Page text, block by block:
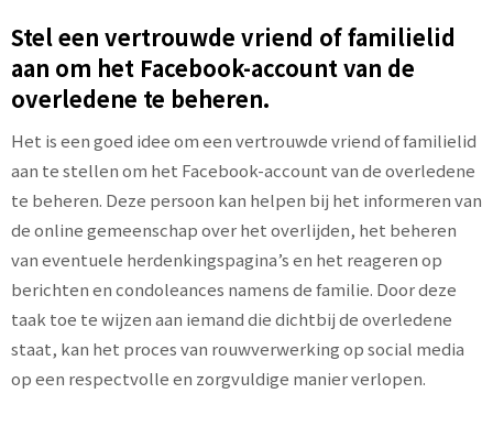
Stel een vertrouwde vriend of familielid
aan om het Facebook-account van de
overledene te beheren.
Het is een goed idee om een vertrouwde vriend of familielid
aan te stellen om het Facebook-account van de overledene
te beheren. Deze persoon kan helpen bij het informeren van
de online gemeenschap over het overlijden, het beheren
van eventuele herdenkingspagina’s en het reageren op
berichten en condoleances namens de familie. Door deze
taak toe te wijzen aan iemand die dichtbij de overledene
staat, kan het proces van rouwverwerking op social media
op een respectvolle en zorgvuldige manier verlopen.